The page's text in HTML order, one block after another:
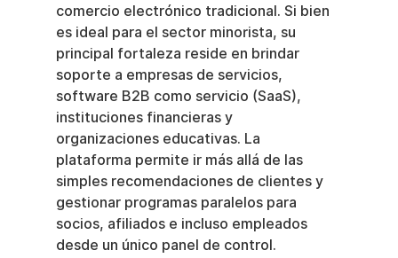
comercio electrónico tradicional. Si bien
es ideal para el sector minorista, su
principal fortaleza reside en brindar
soporte a empresas de servicios,
software B2B como servicio (SaaS),
instituciones financieras y
organizaciones educativas. La
plataforma permite ir más allá de las
simples recomendaciones de clientes y
gestionar programas paralelos para
socios, afiliados e incluso empleados
desde un único panel de control.